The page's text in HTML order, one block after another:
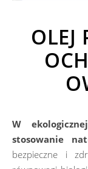
OLEJ
W
stosowanie
bezpieczne i